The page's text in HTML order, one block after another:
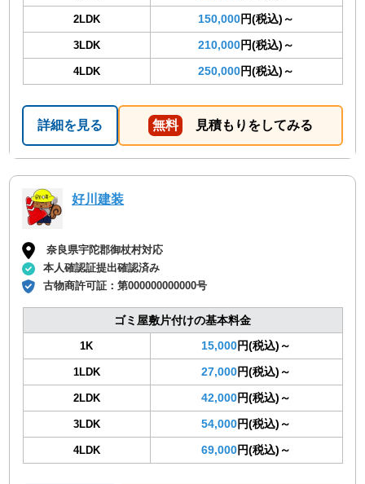
2LDK 150,000円(税込)～
3LDK 210,000円(税込)～
4LDK 250,000円(税込)～
詳細を見る 無料 見積もりをしてみる
好川建装
奈良県宇陀郡御杖村対応
本人確認証提出確認済み
古物商許可証：第000000000000号
ゴミ屋敷片付けの基本料金
1K 15,000円(税込)～
1LDK 27,000円(税込)～
2LDK 42,000円(税込)～
3LDK 54,000円(税込)～
4LDK 69,000円(税込)～